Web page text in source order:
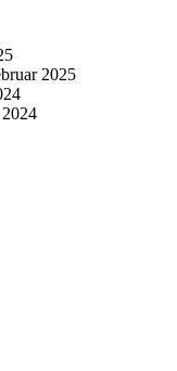
2025